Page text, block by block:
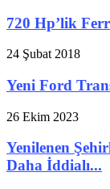
720 Hp’lik
24 Şubat 2018
Yeni Ford
26 Ekim 2023
Yenilenen
Daha İddialı...